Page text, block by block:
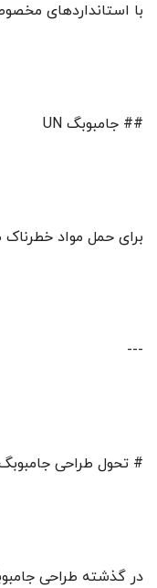
با استانداردهای
## جامبوبگ UN
برای حمل مواد خطرناک
---
# تحول طراحی
در گذشته طراحی